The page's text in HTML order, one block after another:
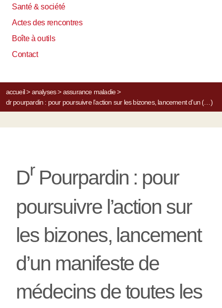
Santé & société
Actes des rencontres
Boîte à outils
Contact
accueil> analyses> assurance maladie>
dr pourpardin : pour poursuivre l’action sur les bizones, lancement d’un (…)
Dr Pourpardin : pour
poursuivre l’action sur
les bizones, lancement
d’un manifeste de
médecins de toutes les